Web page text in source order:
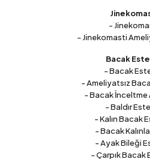
-
- Jinekomasti
Bacak
- Bacak
- Ameliyatsız
- Bacak İnceltme
- Baldır
- Kalın Bacak
- Bacak
- Ayak Bileği
- Çarpık Bacak